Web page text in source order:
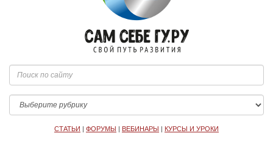
СТАТЬИ | ФОРУМЫ | ВЕБИНАРЫ | КУРСЫ И УРОКИ